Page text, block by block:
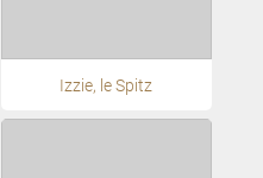
Izzie, le Spitz